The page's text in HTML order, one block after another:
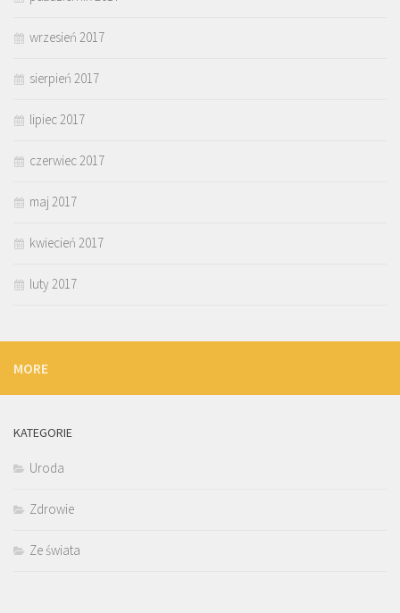
wrzesień 2017
sierpień 2017
lipiec 2017
czerwiec 2017
maj 2017
kwiecień 2017
luty 2017
MORE
KATEGORIE
Uroda
Zdrowie
Ze świata